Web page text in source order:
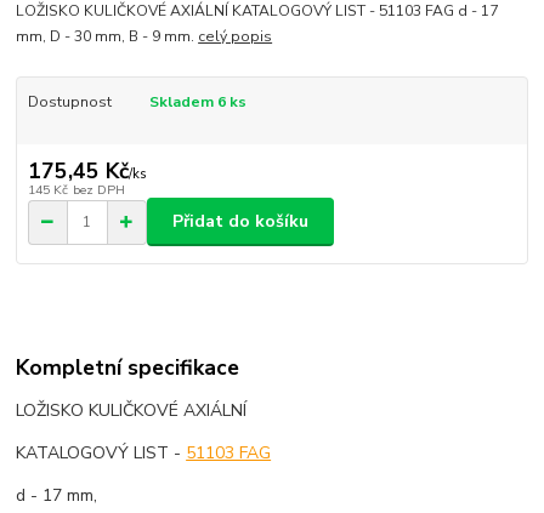
LOŽISKO KULIČKOVÉ AXIÁLNÍ KATALOGOVÝ LIST - 51103 FAG d - 17
mm, D - 30 mm, B - 9 mm. celý popis
Dostupnost Skladem 6 ks
175,45 Kč/ks
145 Kč bez DPH
Přidat do košíku
Kompletní specifikace
LOŽISKO KULIČKOVÉ AXIÁLNÍ
KATALOGOVÝ LIST - 51103 FAG
d - 17 mm,